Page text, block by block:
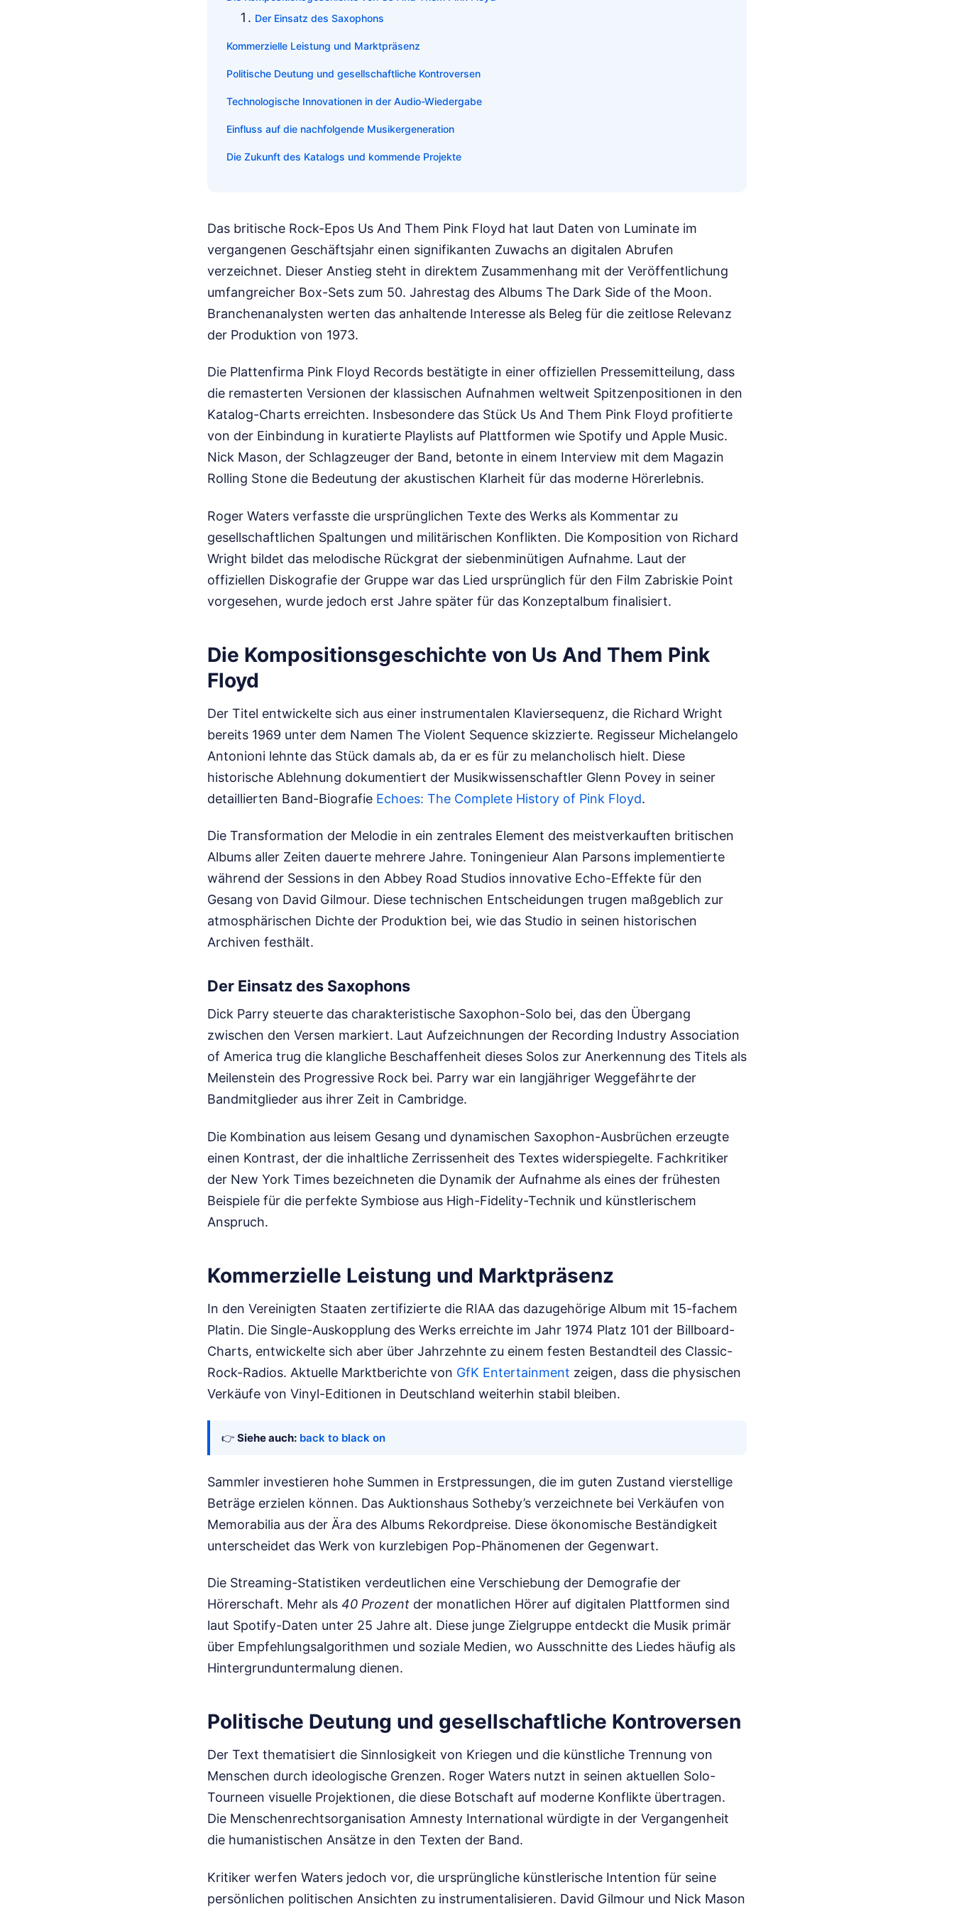
Der Einsatz des Saxophons
Kommerzielle Leistung und Marktpräsenz
Politische Deutung und gesellschaftliche Kontroversen
Technologische Innovationen in der Audio-Wiedergabe
Einfluss auf die nachfolgende Musikergeneration
Die Zukunft des Katalogs und kommende Projekte
Das britische Rock-Epos Us And Them Pink Floyd hat laut Daten von Luminate im
vergangenen Geschäftsjahr einen signifikanten Zuwachs an digitalen Abrufen
verzeichnet. Dieser Anstieg steht in direktem Zusammenhang mit der Veröffentlichung
umfangreicher Box-Sets zum 50. Jahrestag des Albums The Dark Side of the Moon.
Branchenanalysten werten das anhaltende Interesse als Beleg für die zeitlose Relevanz
der Produktion von 1973.
Die Plattenfirma Pink Floyd Records bestätigte in einer offiziellen Pressemitteilung, dass
die remasterten Versionen der klassischen Aufnahmen weltweit Spitzenpositionen in den
Katalog-Charts erreichten. Insbesondere das Stück Us And Them Pink Floyd profitierte
von der Einbindung in kuratierte Playlists auf Plattformen wie Spotify und Apple Music.
Nick Mason, der Schlagzeuger der Band, betonte in einem Interview mit dem Magazin
Rolling Stone die Bedeutung der akustischen Klarheit für das moderne Hörerlebnis.
Roger Waters verfasste die ursprünglichen Texte des Werks als Kommentar zu
gesellschaftlichen Spaltungen und militärischen Konflikten. Die Komposition von Richard
Wright bildet das melodische Rückgrat der siebenminütigen Aufnahme. Laut der
offiziellen Diskografie der Gruppe war das Lied ursprünglich für den Film Zabriskie Point
vorgesehen, wurde jedoch erst Jahre später für das Konzeptalbum finalisiert.
Die Kompositionsgeschichte von Us And Them Pink
Floyd
Der Titel entwickelte sich aus einer instrumentalen Klaviersequenz, die Richard Wright
bereits 1969 unter dem Namen The Violent Sequence skizzierte. Regisseur Michelangelo
Antonioni lehnte das Stück damals ab, da er es für zu melancholisch hielt. Diese
historische Ablehnung dokumentiert der Musikwissenschaftler Glenn Povey in seiner
detaillierten Band-Biografie Echoes: The Complete History of Pink Floyd.
Die Transformation der Melodie in ein zentrales Element des meistverkauften britischen
Albums aller Zeiten dauerte mehrere Jahre. Toningenieur Alan Parsons implementierte
während der Sessions in den Abbey Road Studios innovative Echo-Effekte für den
Gesang von David Gilmour. Diese technischen Entscheidungen trugen maßgeblich zur
atmosphärischen Dichte der Produktion bei, wie das Studio in seinen historischen
Archiven festhält.
Der Einsatz des Saxophons
Dick Parry steuerte das charakteristische Saxophon-Solo bei, das den Übergang
zwischen den Versen markiert. Laut Aufzeichnungen der Recording Industry Association
of America trug die klangliche Beschaffenheit dieses Solos zur Anerkennung des Titels als
Meilenstein des Progressive Rock bei. Parry war ein langjähriger Weggefährte der
Bandmitglieder aus ihrer Zeit in Cambridge.
Die Kombination aus leisem Gesang und dynamischen Saxophon-Ausbrüchen erzeugte
einen Kontrast, der die inhaltliche Zerrissenheit des Textes widerspiegelte. Fachkritiker
der New York Times bezeichneten die Dynamik der Aufnahme als eines der frühesten
Beispiele für die perfekte Symbiose aus High-Fidelity-Technik und künstlerischem
Anspruch.
Kommerzielle Leistung und Marktpräsenz
In den Vereinigten Staaten zertifizierte die RIAA das dazugehörige Album mit 15-fachem
Platin. Die Single-Auskopplung des Werks erreichte im Jahr 1974 Platz 101 der Billboard-
Charts, entwickelte sich aber über Jahrzehnte zu einem festen Bestandteil des Classic-
Rock-Radios. Aktuelle Marktberichte von GfK Entertainment zeigen, dass die physischen
Verkäufe von Vinyl-Editionen in Deutschland weiterhin stabil bleiben.
👉 Siehe auch: back to black on
Sammler investieren hohe Summen in Erstpressungen, die im guten Zustand vierstellige
Beträge erzielen können. Das Auktionshaus Sotheby’s verzeichnete bei Verkäufen von
Memorabilia aus der Ära des Albums Rekordpreise. Diese ökonomische Beständigkeit
unterscheidet das Werk von kurzlebigen Pop-Phänomenen der Gegenwart.
Die Streaming-Statistiken verdeutlichen eine Verschiebung der Demografie der
Hörerschaft. Mehr als 40 Prozent der monatlichen Hörer auf digitalen Plattformen sind
laut Spotify-Daten unter 25 Jahre alt. Diese junge Zielgruppe entdeckt die Musik primär
über Empfehlungsalgorithmen und soziale Medien, wo Ausschnitte des Liedes häufig als
Hintergrunduntermalung dienen.
Politische Deutung und gesellschaftliche Kontroversen
Der Text thematisiert die Sinnlosigkeit von Kriegen und die künstliche Trennung von
Menschen durch ideologische Grenzen. Roger Waters nutzt in seinen aktuellen Solo-
Tourneen visuelle Projektionen, die diese Botschaft auf moderne Konflikte übertragen.
Die Menschenrechtsorganisation Amnesty International würdigte in der Vergangenheit
die humanistischen Ansätze in den Texten der Band.
Kritiker werfen Waters jedoch vor, die ursprüngliche künstlerische Intention für seine
persönlichen politischen Ansichten zu instrumentalisieren. David Gilmour und Nick Mason